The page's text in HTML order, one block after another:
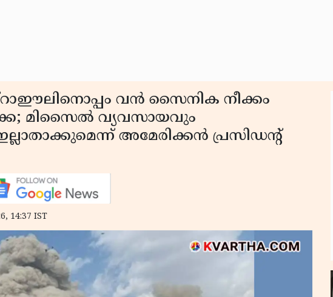
വൻ സൈനിക നീക്കം
മിസൈൽ വ്യവസായവും
അമേരിക്കൻ പ്രസിഡൻ്റ്
14:37 IST